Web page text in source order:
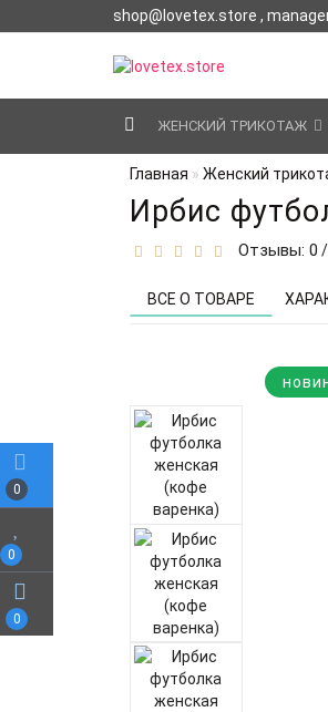
0
0
0
shop@lovetex.store ,
ЖЕНСКИЙ ТРИКОТАЖ
Главная Женский
Ирбис
Отзывы: 0 /
ВСЕ О ТОВАРЕ